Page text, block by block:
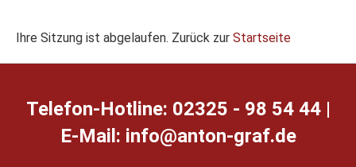
Ihre Sitzung ist abgelaufen. Zurück zur Startseite
Telefon-Hotline: 02325 - 98 54 44 |
E-Mail: ed.farg-notna@ofni